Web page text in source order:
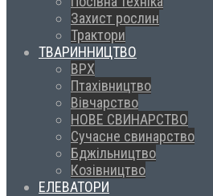
Захист рослин
Трактори
ТВАРИННИЦТВО
ВРХ
Птахівництво
Вівчарство
НОВЕ СВИНАРСТВО
Сучасне свинарство
Бджільництво
Козівництво
ЕЛЕВАТОРИ